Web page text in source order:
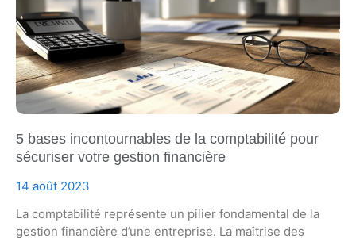
5 bases incontournables de la comptabilité pour
sécuriser votre gestion financière
14 août 2023
La comptabilité représente un pilier fondamental de la
gestion financière d’une entreprise. La maîtrise des